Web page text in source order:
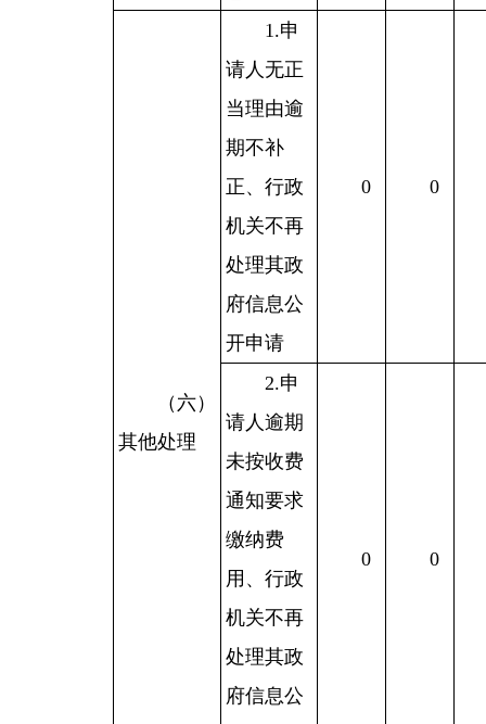
（六）
其他处理
1.申
请人无正
当理由逾
期不补
正、行政
机关不再
处理其政
府信息公
开申请
0 0
2.申
请人逾期
未按收费
通知要求
缴纳费
用、行政
机关不再
处理其政
府信息公
0 0